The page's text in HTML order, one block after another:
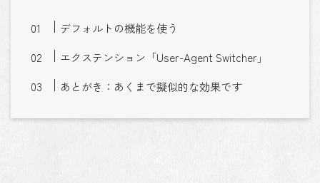
デフォルトの機能を使う
エクステンション「User-Agent Switcher」
あとがき：あくまで擬似的な効果です